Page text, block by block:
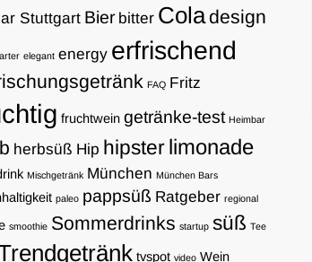
Stuttgart Bier bitter Coladesign
elegant energy erfrischend
FAQ Fritz
fruchtwein getränke-test Heimbar
herbsüß Hip hipsterlimonade
Mischgetränk München München Bars
paleo pappsüß Ratgeber regional
smoothie Sommerdrinks startup süß Tee
tvspot video Wein